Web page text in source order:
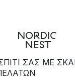
έκφραση.
ίδια ποικιλία
ΣΑΣ ΜΕ